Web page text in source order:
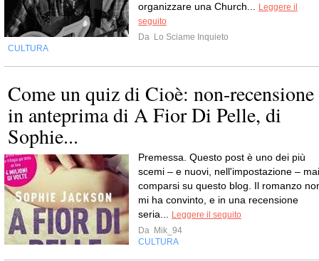
organizzare una Church... Leggere il
seguito
Da Lo Sciame Inquieto
CULTURA
Come un quiz di Cioè: non-recensione
in anteprima di A Fior Di Pelle, di
Sophie...
Premessa. Questo post è uno dei più
scemi – e nuovi, nell'impostazione – mai
comparsi su questo blog. Il romanzo
mi ha convinto, e in una recensione
seria... Leggere il seguito
Da Mik_94
CULTURA